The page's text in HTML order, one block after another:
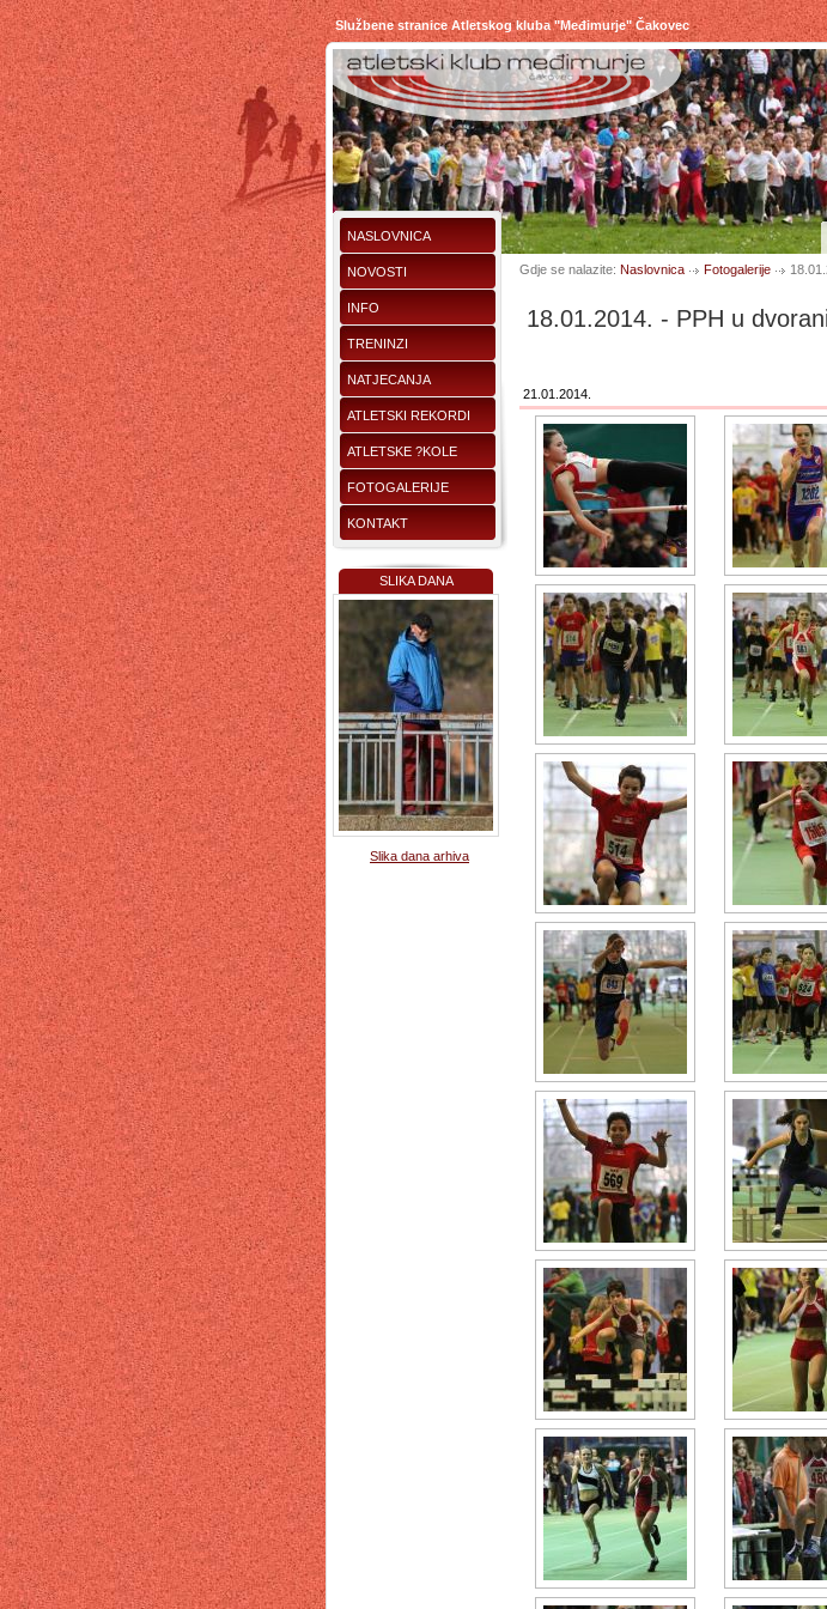
Službene stranice Atletskog kluba "Međimurje" Čakovec
NASLOVNICA
NOVOSTI
INFO
TRENINZI
NATJECANJA
ATLETSKI REKORDI
ATLETSKE ?KOLE
FOTOGALERIJE
KONTAKT
SLIKA DANA
Slika dana arhiva
Gdje se nalazite: Naslovnica Fotogalerije
18.01.2014. - PPH u
21.01.2014.